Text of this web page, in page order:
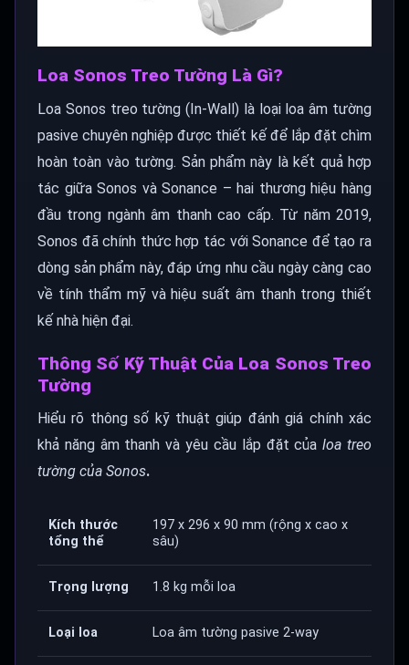
Loa Sonos Treo Tường Là Gì?
Loa Sonos treo tường (In-Wall) là loại loa âm tường
pasive chuyên nghiệp được thiết kế để lắp đặt chìm
hoàn toàn vào tường. Sản phẩm này là kết quả hợp
tác giữa Sonos và Sonance – hai thương hiệu hàng
đầu trong ngành âm thanh cao cấp. Từ năm 2019,
Sonos đã chính thức hợp tác với Sonance để tạo ra
dòng sản phẩm này, đáp ứng nhu cầu ngày càng cao
về tính thẩm mỹ và hiệu suất âm thanh trong thiết
kế nhà hiện đại.
Thông Số Kỹ Thuật Của Loa Sonos Treo
Tường
Hiểu rõ thông số kỹ thuật giúp đánh giá chính xác
khả năng âm thanh và yêu cầu lắp đặt củaloa treo
tường của Sonos.
Kích thước
tổng thể
197 x 296 x 90 mm (rộng x cao x
sâu)
Trọng lượng 1.8 kg mỗi loa
Loại loa Loa âm tường pasive 2-way